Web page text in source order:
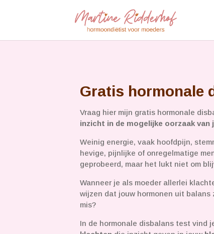
Gratis hormonale
Vraag hier mijn gratis hormonale
inzicht in de mogelijke oorzaak van
Weinig energie, vaak hoofdpijn,
hevige, pijnlijke of onregelmatige
geprobeerd, maar het lukt niet om
Wanneer je als moeder allerlei
wijzen dat jouw hormonen uit balans
mis?
In de hormonale disbalans test vind